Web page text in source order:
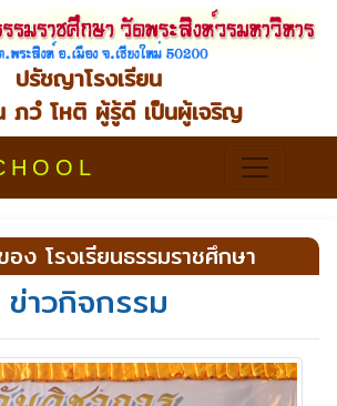
ปรัชญาโรงเรียน
ภวํ โหติ ผู้รู้ดี เป็นผู้เจริญ
ง โรงเรียนธรรมราชศึกษา
ข่าวกิจกรรม